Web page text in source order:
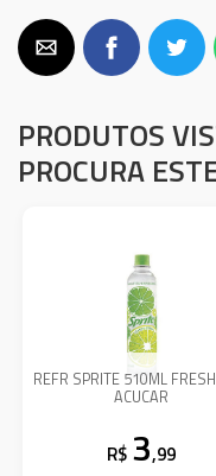
PRODUTOS
PROCURA
REFR SPRITE 510ML
ACUCAR
R$ 3,99